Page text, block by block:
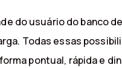
do usuário do banco
Todas essas
pontual, rápida e